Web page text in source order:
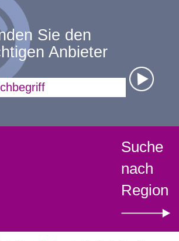
Sie den
Anbieter
Suche
nach
Region